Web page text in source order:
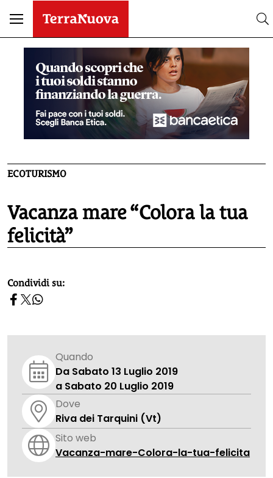
ECOTURISMO
Vacanza mare “Colora la tua
felicità”
homepage h2
Condividi su:
Quando
Da Sabato 13 Luglio 2019
a Sabato 20 Luglio 2019
Dove
Riva dei Tarquini (Vt)
Sito web
Vacanza-mare-Colora-la-tua-felicita